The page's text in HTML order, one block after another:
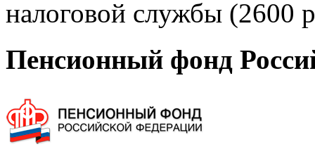
налоговой службы (2600
Пенсионный фонд